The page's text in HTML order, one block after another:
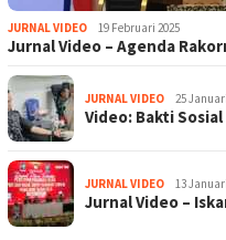
JURNAL VIDEO 19 Februari 2025
Jurnal Video – Agenda
JURNAL VIDEO 25
Video: Bakti
JURNAL VIDEO 13
Jurnal Video –